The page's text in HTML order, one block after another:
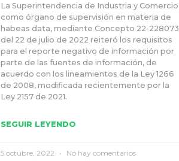
La Superintendencia de Industria y Comercio
como órgano de supervisión en materia de
habeas data, mediante Concepto 22-228073
del 22 de julio de 2022 reiteró los requisitos
para el reporte negativo de información por
parte de las fuentes de información, de
acuerdo con los lineamientos de la Ley 1266
de 2008, modificada recientemente por la
Ley 2157 de 2021.
SEGUIR LEYENDO
5 octubre, 2022 No hay comentarios